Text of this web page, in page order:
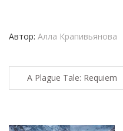
Автор: Алла Крапивьянова
A Plague Tale: Requiem